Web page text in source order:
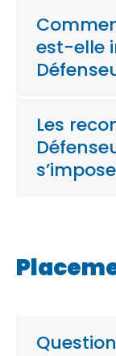
est-elle
Les